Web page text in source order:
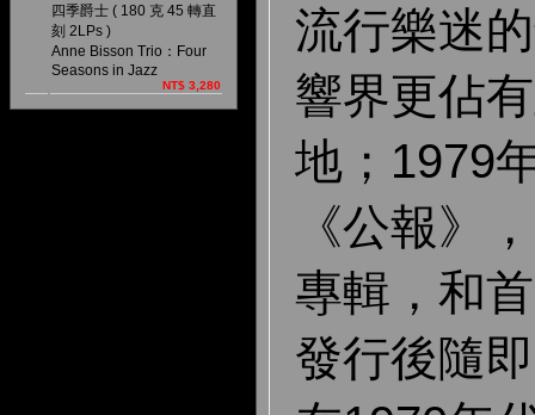
四季爵士 ( 180 克 45 轉直
刻 2LPs )
Anne Bisson Trio：Four
Seasons in Jazz
NT$ 3,280
流行樂迷
響界更佔
地；1979
《公報》
專輯，和
發行後隨